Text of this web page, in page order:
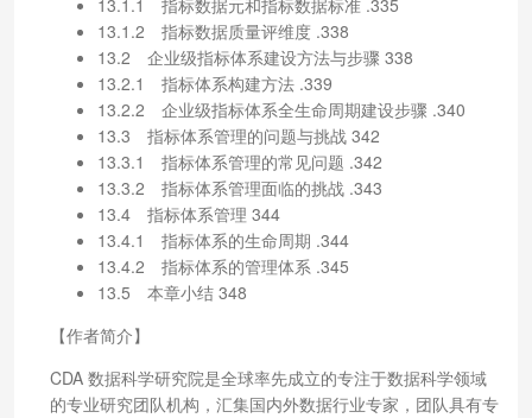
13.1.2 指标数据质量评维度 .338
13.2 企业级指标体系建设方法与步骤 338
13.2.1 指标体系构建方法 .339
13.2.2 企业级指标体系全生命周期建设步骤 .340
13.3 指标体系管理的问题与挑战 342
13.3.1 指标体系管理的常见问题 .342
13.3.2 指标体系管理面临的挑战 .343
13.4 指标体系管理 344
13.4.1 指标体系的生命周期 .344
13.4.2 指标体系的管理体系 .345
13.5 本章小结 348
【作者简介】
CDA 数据科学研究院是全球率先成立的专注于数据科学领域
的专业研究团队机构，汇集国内外数据行业专家，团队具有专